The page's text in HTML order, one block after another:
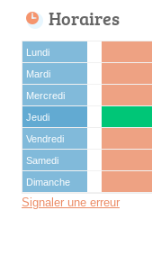
Horaires
Lundi
Mardi
Mercredi
Jeudi
Vendredi
Samedi
Dimanche
Signaler une erreur